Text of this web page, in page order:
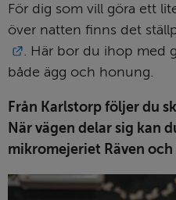
För dig som vill göra ett
över natten finns det
Länk till annan
. Här bor du ihop med
både ägg och honung.
Från Karlstorp följer du
När vägen delar sig kan
mikromejeriet Räven och